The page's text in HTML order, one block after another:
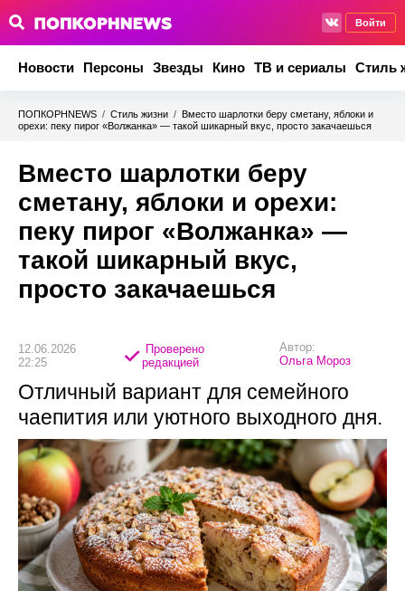
Войти
Новости Персоны Звезды Кино ТВ и сериалы Стиль
ПОПКОРНNEWS / Стиль жизни / Вместо шарлотки беру сметану, яблоки и
орехи: пеку пирог «Волжанка» — такой шикарный вкус, просто закачаешься
Вместо шарлотки беру
сметану, яблоки и орехи:
пеку пирог «Волжанка» —
такой шикарный вкус,
просто закачаешься
12.06.2026
22:25
Проверено
редакцией
Автор:
Ольга Мороз
Отличный вариант для семейного
чаепития или уютного выходного дня.